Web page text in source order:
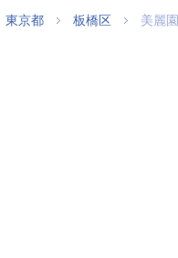
東京都 板橋区 美麗園